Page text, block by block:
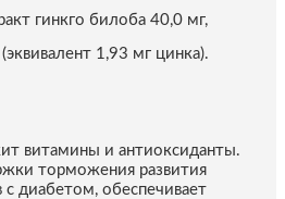
гинкго билоба 40,0 мг,
1,93 мг цинка).
витамины и антиоксиданты.
торможения развития
диабетом, обеспечивает